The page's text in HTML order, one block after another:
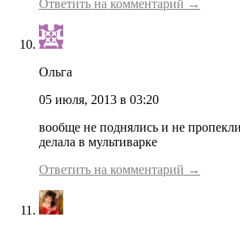
Ответить на комментарий →
Ольга
05 июля, 2013 в 03:20
вообще не поднялись и не
делала в мультиварке
Ответить на комментарий →